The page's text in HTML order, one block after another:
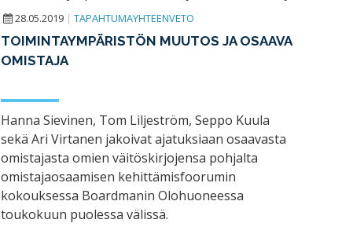
28.05.2019 | TAPAHTUMAYHTEENVETO
TOIMINTAYMPÄRISTÖN MUUTOS JA OSAAVA
OMISTAJA
Hanna Sievinen, Tom Liljeström, Seppo Kuula
sekä Ari Virtanen jakoivat ajatuksiaan osaavasta
omistajasta omien väitöskirjojensa pohjalta
omistajaosaamisen kehittämisfoorumin
kokouksessa Boardmanin Olohuoneessa
toukokuun puolessa välissä.